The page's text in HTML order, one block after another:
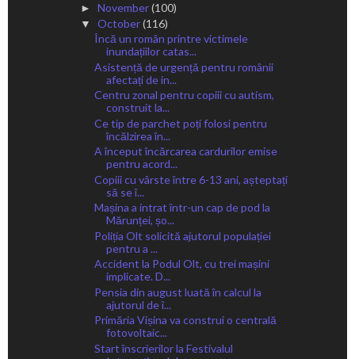
► November(100)
▼ October(116)
Încă un român printre victimele
inundațiilor catas...
Asistență de urgență pentru românii
afectați de in...
Centru zonal pentru copiii cu autism,
construit la...
Ce tip de parchet poți folosi pentru
încălzirea în...
A început încărcarea cardurilor emise
pentru acord...
Copiii cu vârste între 6-13 ani, așteptați
să se î...
Mașina a intrat într-un cap de pod la
Mărunței, șo...
Poliția Olt solicită ajutorul populației
pentru a ...
Accident la Podul Olt, cu trei mașini
implicate. D...
Pensia din august luată în calcul la
ajutorul de î...
Primăria Vișina va construi o centrală
fotovoltaic...
Start înscrierilor la Festivalul